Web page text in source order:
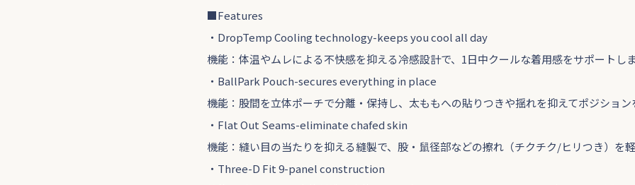
■Features
・DropTemp Cooling technology-keeps you cool all day
機能：体温やムレによる不快感を抑える冷感設計で、1日中クールな着用感をサポートし
・BallPark Pouch-secures everything in place
機能：股間を立体ポーチで分離・保持し、太ももへの貼りつきや揺れを抑えてポジショ
・Flat Out Seams-eliminate chafed skin
機能：縫い目の当たりを抑える縫製で、股・鼠径部などの擦れ（チクチク/ヒリつき）を
・Three-D Fit 9-panel construction